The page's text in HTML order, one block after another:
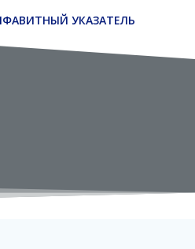
УКАЗАТЕЛЬ